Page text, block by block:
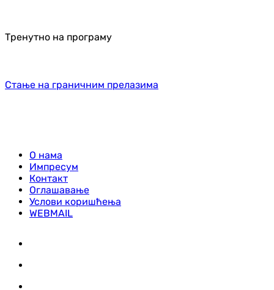
Тренутно на програму
Стање на граничним прелазима
О нама
Импресум
Контакт
Оглашавање
Услови коришћења
WEBMAIL